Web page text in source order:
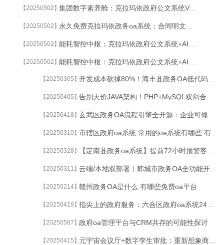
【20250502】 集团数字素养舱：克拉玛依政府公文系统VR模拟跨国并购/危机公关等战略协同场景
【20250502】
【20250502】
【20250502】
【20250305】 开发成本砍掉80%！海丰县政务OA低代码让百万项目变白菜价
【20250405】
【20250418】
【20250310】 市辖区政府oa系统:常用的oa系统有哪些 有没有支持免费使用的
【20250328】
【20250311】 云端/本地双部署｜韩城市政务OA全功能开源协同平台发布
【20250214】赣州政务OA是什么 有哪些免费oa平台
【20250419】 指尖上的政府服务：六合区政府oa系统24小时不打烊的智慧政务大厅
【20250507】政府oa管理平台与CRM共存的可能性探讨
【20250415】 元宇宙会议厅+数字孪生审批：重新想象商都政府oa系统